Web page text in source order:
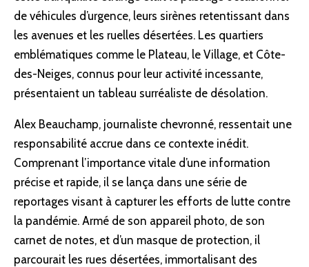
de véhicules d’urgence, leurs sirènes retentissant dans
les avenues et les ruelles désertées. Les quartiers
emblématiques comme le Plateau, le Village, et Côte-
des-Neiges, connus pour leur activité incessante,
présentaient un tableau surréaliste de désolation.
Alex Beauchamp, journaliste chevronné, ressentait une
responsabilité accrue dans ce contexte inédit.
Comprenant l’importance vitale d’une information
précise et rapide, il se lança dans une série de
reportages visant à capturer les efforts de lutte contre
la pandémie. Armé de son appareil photo, de son
carnet de notes, et d’un masque de protection, il
parcourait les rues désertées, immortalisant des